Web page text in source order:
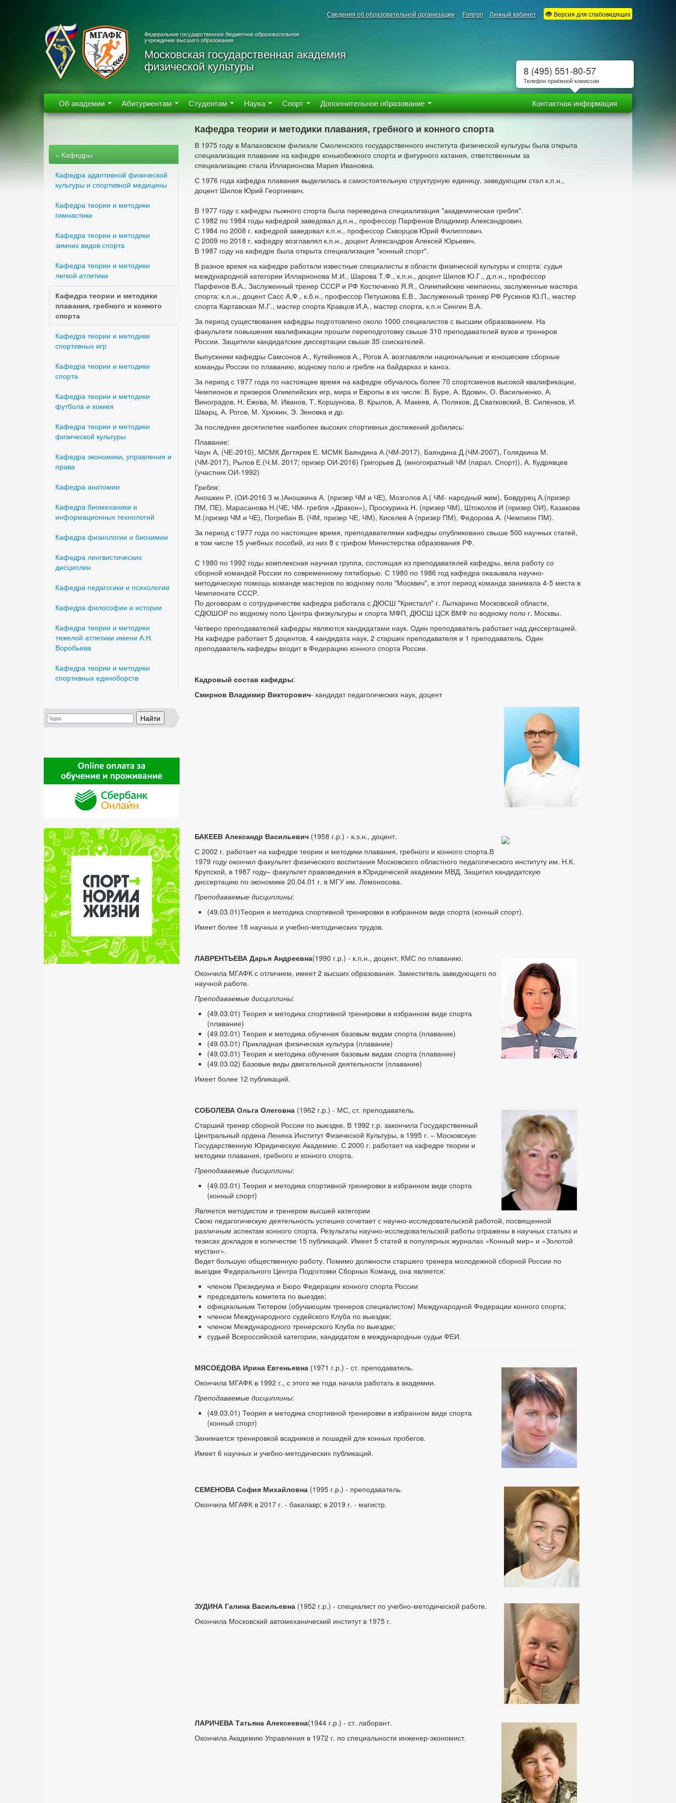
Сведения об образовательной организации Foreign Личный кабинет Версия для слабовидящих
Федеральное государственное бюджетное образовательное
учреждение высшего образования
Московская государственная академия
физической культуры
Об академии Абитуриентам Студентам Наука Спорт Дополнительное образование Контактная информация
« Кафедры
Кафедра адаптивной физической
культуры и спортивной медицины
Кафедра теории и методики
гимнастики
Кафедра теории и методики
зимних видов спорта
Кафедра теории и методики
легкой атлетики
Кафедра теории и методики
плавания, гребного и конного
спорта
Кафедра теории и методики
спортивных игр
Кафедра теории и методики
спорта
Кафедра теории и методики
футбола и хоккея
Кафедра теории и методики
физической культуры
Кафедра экономики, управления и
права
Кафедра анатомии
Кафедра биомеханики и
информационных технологий
Кафедра физиологии и биохимии
Кафедра лингвистических
дисциплин
Кафедра педагогики и психологии
Кафедра философии и истории
Кафедра теории и методики
тяжелой атлетики имени А.Н.
Воробьева
Кафедра теории и методики
спортивных единоборств
Кафедра теории и методики плавания, гребного и конного спорта
В 1975 году в Малаховском филиале Смоленского государственного института физической культуры была открыта
специализация плавание на кафедре конькобежного спорта и фигурного катания, ответственным за
специализацию стала Илларионова Мария Ивановна.
С 1976 года кафедра плавания выделилась в самостоятельную структурную единицу, заведующим стал к.п.н.,
доцент Шилов Юрий Георгиевич.
В 1977 году с кафедры лыжного спорта была переведена специализация "академическая гребля".
С 1982 по 1984 годы кафедрой заведовал д.п.н., профессор Парфенов Владимир Александрович.
С 1984 по 2008 г. кафедрой заведовал к.п.н., профессор Скворцов Юрий Филиппович.
С 2009 по 2018 г. кафедру возглавлял к.п.н., доцент Александров Алексей Юрьевич.
В 1987 году на кафедре была открыта специализация "конный спорт".
В разное время на кафедре работали известные специалисты в области физической культуры и спорта: судья
международной категории Илларионова М.И., Шарова Т.Ф., к.п.н., доцент Шилов Ю.Г., д.п.н., профессор
Парфенов В.А., Заслуженный тренер СССР и РФ Костюченко Я.Я., Олимпийские чемпионы, заслуженные мастера
спорта: к.п.н., доцент Сасс А.Ф., к.б.н., профессор Петушкова Е.В., Заслуженный тренер РФ Русинов Ю.П., мастер
спорта Картавская М.Г., мастер спорта Кравцов И.А., мастер спорта, к.п.н Сингин В.А.
За период существования кафедры подготовлено около 1000 специалистов с высшим образованием. На
факультете повышения квалификации прошли переподготовку свыше 310 преподавателей вузов и тренеров
России. Защитили кандидатские диссертации свыше 35 соискателей.
Выпускники кафедры Самсонов А., Кутейников А., Рогов А. возглавляли национальные и юношеские сборные
команды России по плаванию, водному поло и гребле на байдарках и каноэ.
За период с 1977 года по настоящее время на кафедре обучалось более 70 спортсменов высокой квалификации,
Чемпионов и призеров Олимпийских игр, мира и Европы в их числе: В. Буре, А. Вдовин, О. Васильченко, А.
Виноградов, Н. Ежова, М. Иванов, Т. Коршунова, В. Крылов, А. Макеев, А. Поляков, Д.Сватковский, В. Силенков, И.
Шварц, А. Рогов, М. Хрюкин, Э. Зеновка и др.
За последнее десятилетие наиболее высоких спортивных достижений добились:
Плавание:
Чаун А, (ЧЕ-2010), МСМК Дегтярев Е. МСМК Баяндина А.(ЧМ-2017), Баяндина Д.(ЧМ-2007), Голядкина М.
(ЧМ-2017), Рылов Е.(Ч.М. 2017; призер ОИ-2016) Григорьев Д. (многократный ЧМ (парал. Спорт)), А. Кудрявцев
(участник ОИ-1992)
Гребля:
Аношкин Р. (ОИ-2016 3 м.)Аношкина А. (призер ЧМ и ЧЕ), Мозголов А.( ЧМ- народный жим), Бовдурец А.(призер
ПМ, ПЕ), Марасанова Н.(ЧЕ, ЧМ- гребля «Дракон»), Проскурина Н. (призер ЧМ), Штоколов И (призер ОИ), Казакова
М.(призер ЧМ и ЧЕ), Погребан В. (ЧМ, призер ЧЕ, ЧМ), Киселев А (призер ПМ), Федорова А. (Чемпион ПМ).
За период с 1977 года по настоящее время, преподавателями кафедры опубликовано свыше 500 научных статей,
в том числе 15 учебных пособий, из них 8 с грифом Министерства образования РФ.
С 1980 по 1992 годы комплексная научная группа, состоящая из преподавателей кафедры, вела работу со
сборной командой России по современному пятиборью. С 1980 по 1986 год кафедра оказывала научно-
методическую помощь команде мастеров по водному поло "Москвич", в этот период команда занимала 4-5 места в
Чемпионате СССР.
По договорам о сотрудничестве кафедра работала с ДЮСШ "Кристалл" г. Лыткарино Московской области,
СДЮШОР по водному поло Центра физкультуры и спорта МФП, ДЮСШ ЦСК ВМФ по водному поло г. Москвы.
Четверо преподавателей кафедры являются кандидатами наук. Один преподаватель работает над диссертацией.
На кафедре работает 5 доцентов, 4 кандидата наук, 2 старших преподавателя и 1 преподаватель. Один
преподаватель кафедры входит в Федерацию конного спорта России.
Кадровый состав кафедры:
Смирнов Владимир Викторович- кандидат педагогических наук, доцент
БАКЕЕВ Александр Васильевич (1958 г.р.) - к.э.н., доцент.
С 2002 г. работает на кафедре теории и методики плавания, гребного и конного спорта.В
1979 году окончил факультет физического воспитания Московского областного педагогического институту им. Н.К.
Крупской, в 1987 году– факультет правоведения в Юридической академии МВД. Защитил кандидатскую
диссертацию по экономике 20.04.01 г. в МГУ им. Ломоносова.
Преподаваемые дисциплины:
(49.03.01)Теория и методика спортивной тренировки в избранном виде спорта (конный спорт).
Имеет более 18 научных и учебно-методических трудов.
ЛАВРЕНТЬЕВА Дарья Андреевна(1990 г.р.) - к.п.н., доцент, КМС по плаванию.
Окончила МГАФК с отличием, имеет 2 высших образования. Заместитель заведующего по
научной работе.
Преподаваемые дисциплины:
(49.03.01) Теория и методика спортивной тренировки в избранном виде спорта
(плавание)
(49.03.01) Теория и методика обучения базовым видам спорта (плавание)
(49.03.01) Прикладная физическая культура (плавание)
(49.03.01) Теория и методика обучения базовым видам спорта (плавание)
(49.03.02) Базовые виды двигательной деятельности (плавание)
Имеет более 12 публикаций.
СОБОЛЕВА Ольга Олеговна (1962 г.р.) - МС, ст. преподаватель.
Старший тренер сборной России по выездке. В 1992 г.р. закончила Государственный
Центральный ордена Ленина Институт Физической Культуры, в 1995 г. – Московскую
Государственную Юридическую Академию. С 2000 г. работает на кафедре теории и
методики плавания, гребного и конного спорта.
Преподаваемые дисциплины:
(49.03.01) Теория и методика спортивной тренировки в избранном виде спорта
(конный спорт)
Является методистом и тренером высшей категории
Свою педагогическую деятельность успешно сочетает с научно-исследовательской работой, посвященной
различным аспектам конного спорта. Результаты научно-исследовательской работы отраже­ны в научных статьях и
тезисах докладов в количестве 15 публикаций. Имеет 5 статей в популярных журналах «Конный мир» и «Золотой
мустанг».
Ведет большую общественную работу. Помимо должности старшего тренера молодежной сборной России по
выездке Федерального Центра Подготовки Сборных Команд, она является:
членом Президиума и Бюро Федерации конного спорта России
председатель комитета по выездке;
официальным Тютером (обучающим тренеров специалистом) Международной Федерации конного спорта;
членом Международного судейского Клуба по выездке;
членом Международного тренерского Клуба по выездке;
судьей Всероссийской категории, кандидатом в международные судьи ФЕИ.
МЯСОЕДОВА Ирина Евгеньевна (1971 г.р.) - ст. преподаватель.
Окончила МГАФК в 1992 г., с этого же года начала работать в академии.
Преподаваемые дисциплины:
(49.03.01) Теория и методика спортивной тренировки в избранном виде спорта
(конный спорт)
Занимается тренировкой всадников и лошадей для конных пробегов.
Имеет 6 научных и учебно-методических публикаций.
СЕМЕНОВА София Михайловна (1995 г.р.) - преподаватель.
Окончила МГАФК в 2017 г. - бакалавр; в 2019 г. - магистр.
ЗУДИНА Галина Васильевна (1952 г.р.) - специалист по учебно-методической работе.
Окончила Московский автомеханический институт в 1975 г.
ЛАРИЧЕВА Татьяна Алексеевна(1944 г.р.) - ст. лаборант.
Окончила Академию Управления в 1972 г. по специальности инженер-экономист.
8 (495) 551-80-57
Телефон приёмной комиссии